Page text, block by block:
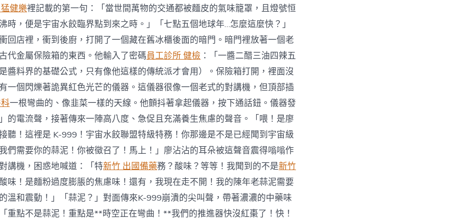
健樂裡記載的第一句：「當世間萬物的交通都被麵皮的氣味籠罩，且燈號恒
時，便是宇宙水餃臨界點到來之時。」「七點五個地球年…怎麼這麼快？」
回店裡，衝到後廚，打開了一個藏在舊冰櫃後面的暗門。暗門裡放著一個老
代金屬保險箱的東西。他輸入了密碼員工診所 健檢 ：「一醬二醋三油四辣五
醬料界的基礎公式，只有像他這樣的傳統派才會用）。保險箱打開，裡面沒
一個閃爍著詭異紅色光芒的儀器。這儀器很像一個老式的對講機，但頂部插
一根彎曲的、像韭菜一樣的天線。他顫抖著拿起儀器，按下通話鈕。儀器發
電流聲，接著傳來一陣高八度、急促且充滿養生焦慮的聲音。「喂！是廖
聽！這裡是 K-999！宇宙水餃聯盟特級特務！你那邊是不是已經聞到宇宙級
們需要你的蒜泥！你被徵召了！馬上！」廖沾沾的耳朵被這聲音震得嗡嗡作
講機，困惑地喊道：「特新竹 出國備藥務？酸味？等等！我聞到的不是新竹
味！是麵粉過度膨脹的焦慮味！還有，我現在走不開！我的陳年老蒜泥需要
溫和震動！」「蒜泥？」對面傳來K-999崩潰的尖叫聲，帶著濃濃的中藥味
重點不是蒜泥！重點是**時空正在彎曲！**我們的推進器快沒紅棗了！快！